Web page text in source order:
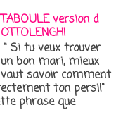
TABOULE version d
OTTOLENGHI
" Si tu veux trouver
un bon mari, mieux
vaut savoir comment
ton persil"
phrase que